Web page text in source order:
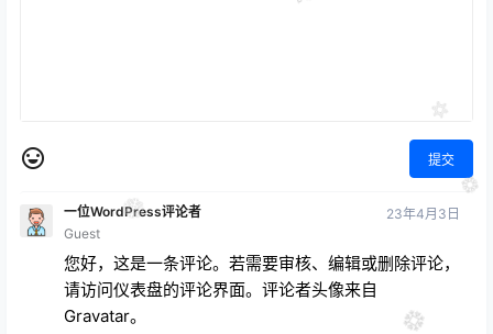
提交
一位WordPress评论者
Guest
23年4月3日
您好，这是一条评论。若需要审核、编辑或删除评论，
请访问仪表盘的评论界面。评论者头像来自
Gravatar。